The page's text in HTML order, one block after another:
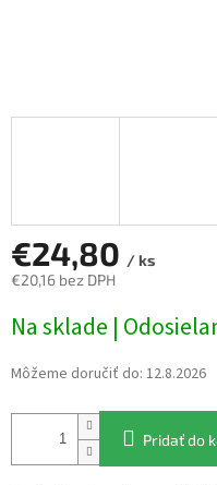
€24,80 / ks
€20,16 bez DPH
cena:
Na sklade |
Môžeme doručiť do: 12.8.2026
Pridať do